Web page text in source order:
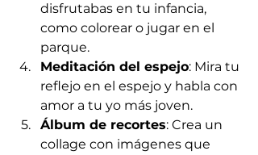
disfrutabas en tu infancia,
como colorear o jugar en el
parque.
Meditación del espejo: Mira tu
reflejo en el espejo y habla con
amor a tu yo más joven.
Álbum de recortes: Crea un
collage con imágenes que